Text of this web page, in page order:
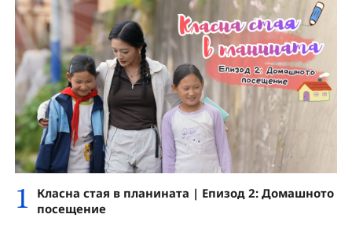
1
Класна стая в планината | Епизод 2: Домашното
посещение